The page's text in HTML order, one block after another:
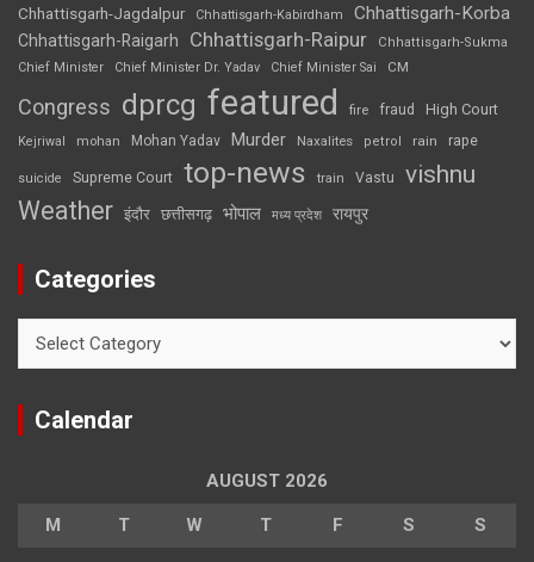
Chhattisgarh-Jagdalpur Chhattisgarh-Kabirdham Chhattisgarh-Korba
Chhattisgarh-Raigarh Chhattisgarh-Raipur
Chhattisgarh-Sukma
Chief Minister
Chief Minister Dr. Yadav Chief Minister Sai CM
Congress dprcg featured fire fraud High Court
Kejriwal mohan Mohan Yadav Murder Naxalites petrol rain rape
suicide Supreme Court top-news train Vastu vishnu
Weather इंदौर छत्तीसगढ़ भोपाल मध्य प्रदेश रायपुर
Categories
Calendar
AUGUST 2026
M T W T F S S